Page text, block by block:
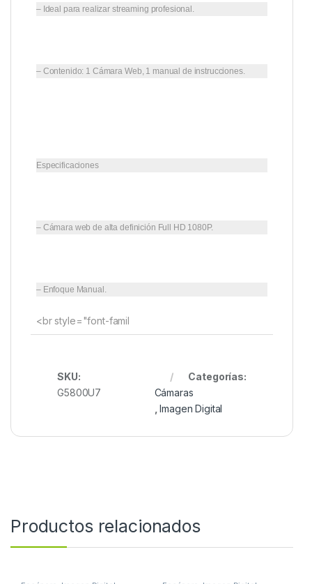
– Ideal para realizar streaming profesional.
– Contenido: 1 Cámara Web, 1 manual de instrucciones.
Especificaciones
– Cámara web de alta definición Full HD 1080P.
– Enfoque Manual.
<br style="font-famil
SKU:
G5800U7
Categorías:
Cámaras
,Imagen Digital
Productos relacionados